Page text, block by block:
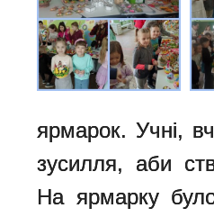
ярмарок. Учні,
зусилля, аби
На ярмарку